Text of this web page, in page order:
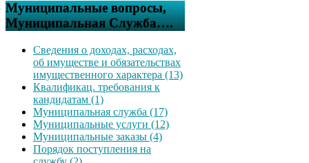
Муниципальные вопросы,
Муниципальная Служба….
Сведения о доходах, расходах,
об имуществе и обязательствах
имущественного характера (13)
Квалификац. требования к
кандидатам (1)
Муниципальная служба (17)
Муниципальные услуги (12)
Муниципальные заказы (4)
Порядок поступления на